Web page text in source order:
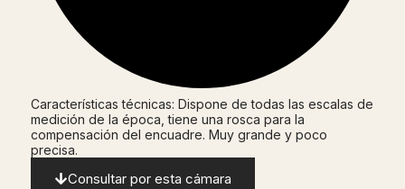
Características técnicas: Dispone de todas las escalas de
medición de la época, tiene una rosca para la
compensación del encuadre. Muy grande y poco
precisa.
Consultar por esta cámara